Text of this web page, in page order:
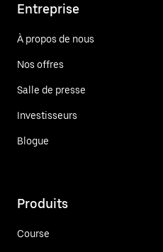
Entreprise
À propos de nous
Nos offres
Salle de presse
Investisseurs
Blogue
Produits
Course